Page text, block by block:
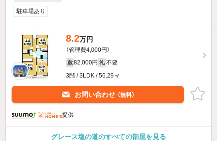
駐車場あり
8.2万円
（管理費4,000円）
敷 82,000円 礼 不要
3階 / 3LDK / 56.29㎡
お問い合わせ （無料）
提供
グレース塩の道のすべての部屋を見る